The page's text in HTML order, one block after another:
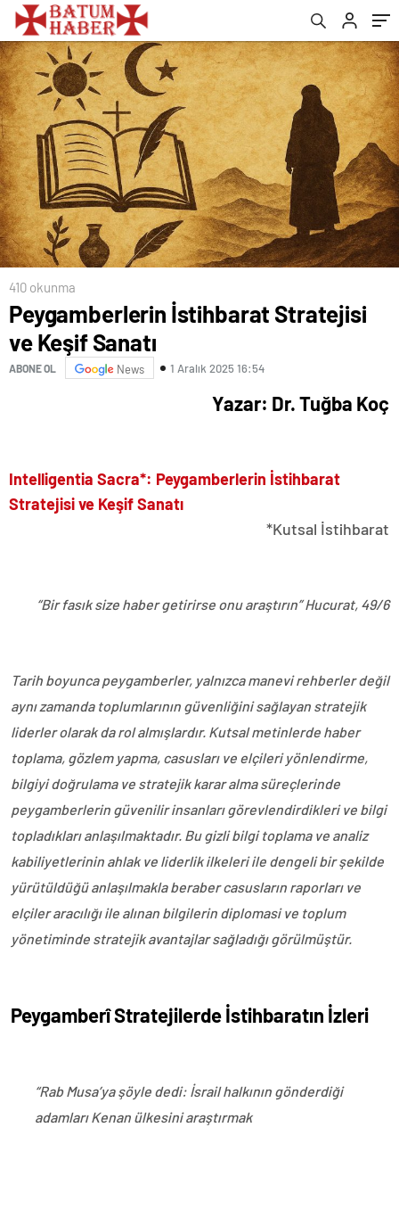
410 okunma
Peygamberlerin İstihbarat Stratejisi
ve Keşif Sanatı
ABONE OL News 1 Aralık 2025 16:54
Yazar: Dr. Tuğba Koç
Intelligentia Sacra*: Peygamberlerin İstihbarat
Stratejisi ve Keşif Sanatı
*Kutsal İstihbarat
“Bir fasık size haber getirirse onu araştırın” Hucurat, 49/6
Tarih boyunca peygamberler, yalnızca manevi rehberler değil
aynı zamanda toplumlarının güvenliğini sağlayan stratejik
liderler olarak da rol almışlardır. Kutsal metinlerde haber
toplama, gözlem yapma, casusları ve elçileri yönlendirme,
bilgiyi doğrulama ve stratejik karar alma süreçlerinde
peygamberlerin güvenilir insanları görevlendirdikleri ve bilgi
topladıkları anlaşılmaktadır. Bu gizli bilgi toplama ve analiz
kabiliyetlerinin ahlak ve liderlik ilkeleri ile dengeli bir şekilde
yürütüldüğü anlaşılmakla beraber casusların raporları ve
elçiler aracılığı ile alınan bilgilerin diplomasi ve toplum
yönetiminde stratejik avantajlar sağladığı görülmüştür.
Peygamberî Stratejilerde İstihbaratın İzleri
“Rab Musa’ya şöyle dedi: İsrail halkının gönderdiği
adamları Kenan ülkesini araştırmak